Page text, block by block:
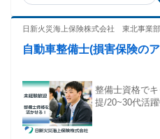
日新火災海上保険株式会社 東北事業
自動車整備士(損害保険の
整備士資格で
提/20~30代活